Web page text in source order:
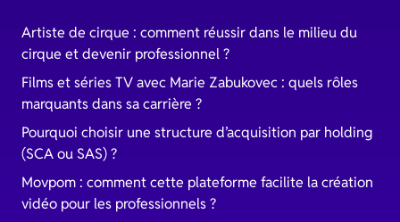
Artiste de cirque : comment réussir dans le milieu du
cirque et devenir professionnel ?
Films et séries TV avec Marie Zabukovec : quels rôles
marquants dans sa carrière ?
Pourquoi choisir une structure d’acquisition par holding
(SCA ou SAS) ?
Movpom : comment cette plateforme facilite la création
vidéo pour les professionnels ?